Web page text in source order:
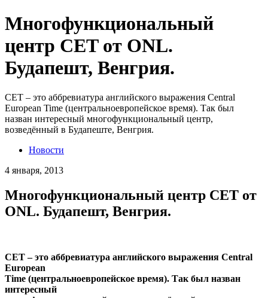
Многофункциональный
центр CET от ONL.
Будапешт, Венгрия.
CET – это аббревиатура английского выражения Central
European Time (центральноевропейское время). Так был
назван интересный многофункциональный центр,
возведённый в Будапеште, Венгрия.
Новости
4 января, 2013
Многофункциональный центр CET от
ONL. Будапешт, Венгрия.
CET – это аббревиатура английского выражения Central
European
Time (центральноевропейское время). Так был назван
интересный